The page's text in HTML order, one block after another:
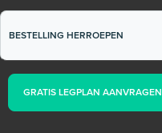
BESTELLING HERROEPEN
GRATIS LEGPLAN AANVRAGEN